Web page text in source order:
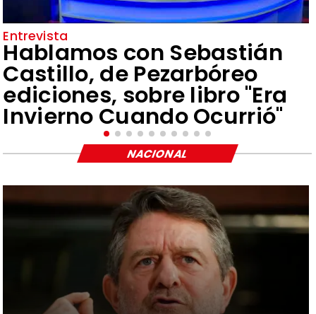
Entrevista
Hablamos con Sebastián
Castillo, de Pezarbóreo
ediciones, sobre libro "Era
Invierno Cuando Ocurrió"
NACIONAL